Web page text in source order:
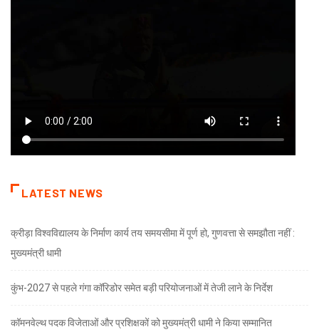
LATEST NEWS
क्रीड़ा विश्वविद्यालय के निर्माण कार्य तय समयसीमा में पूर्ण हो, गुणवत्ता से समझौता नहीं :
मुख्यमंत्री धामी
कुंभ-2027 से पहले गंगा कॉरिडोर समेत बड़ी परियोजनाओं में तेजी लाने के निर्देश
कॉमनवेल्थ पदक विजेताओं और प्रशिक्षकों को मुख्यमंत्री धामी ने किया सम्मानित